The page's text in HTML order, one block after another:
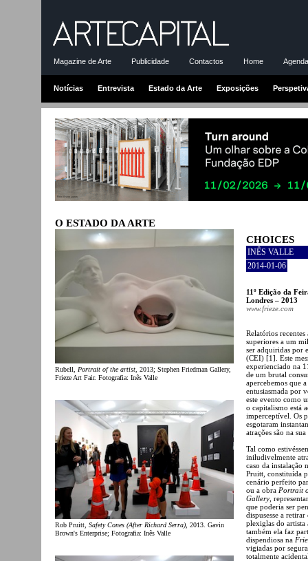
Magazine de Arte Publicidade Contactos Home
Notícias Entrevista Estado da Arte Exposições
O ESTADO DA ARTE
Rubell, Portrait of the artist , 2013; Stephen Friedman Gallery,
Frieze Art Fair. Fotografia: Inês Valle
Rob Pruitt, Safety Cones (After Richard Serra), 2013. Gavin
Brown's Enterprise; Fotografia: Inês Valle
CHOICES
INÊS VALLE
2014-01-06
11º Edição da
Londres – 2013
www.frieze.com
Relatórios
superiores a um
ser adquiridas por
(CEI) [1]. Este
experienciado na
de um brutal
apercebemos que
entusiasmada por
este evento como
o capitalismo está
imperceptível. Os
esgotaram
atrações são na
Tal como
iniludivelmente
caso da instalação
Pruitt, constituída
cenário perfeito
ou a obra Portrait
Gallery ,
que poderia ser
dispusesse a
plexiglas do artista
também ela faz
dispendiosa na
vigiadas por
totalmente